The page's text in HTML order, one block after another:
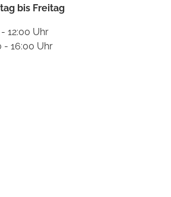
bis Freitag
12:00 Uhr
- 16:00 Uhr